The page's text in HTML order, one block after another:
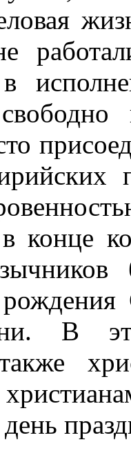
в конце
В